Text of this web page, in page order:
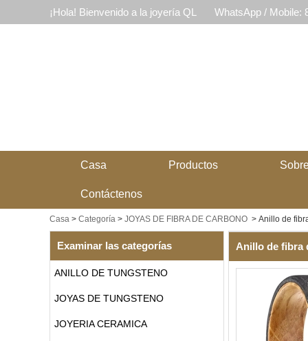
¡Hola! Bienvenido a la joyería QL WhatsApp / Mobile:
Casa Productos
Contáctenos
Casa > Categoría > JOYAS DE FIBRA DE CARBONO > Anillo de
Examinar las categorías
ANILLO DE TUNGSTENO
JOYAS DE TUNGSTENO
JOYERIA CERAMICA
Anillo de fibra